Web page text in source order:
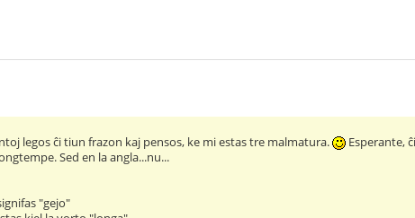
legos ĉi tiun frazon kaj pensos, ke mi estas tre malmatura.
Esperante,
Sed en la angla...nu...
"gejo"